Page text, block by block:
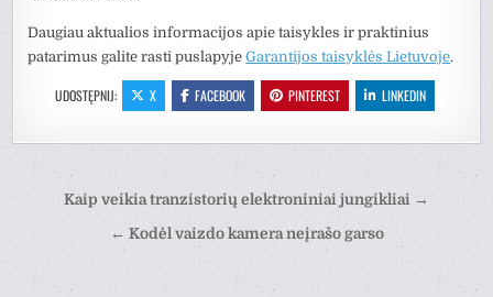
Daugiau aktualios informacijos apie taisykles ir praktinius
patarimus galite rasti puslapyjeGarantijos taisyklės Lietuvoje.
UDOSTĘPNIJ: X FACEBOOK PINTEREST LINKEDIN
Nawigacja
Kaip veikia tranzistorių elektroniniai jungikliai →
← Kodėl vaizdo kamera neįrašo garso